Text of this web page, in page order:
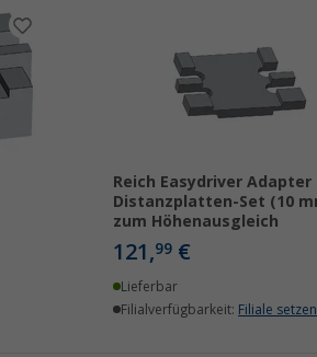
Reich Easydriver Adapter
Distanzplatten-Set (10
zum Höhenausgleich
121,99€
Lieferbar
Filialverfügbarkeit: Filiale setzen